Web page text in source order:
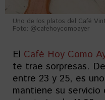
Uno de los platos del Café
Foto: @cafehoycomoayer
El Café Hoy Como
te trae sorpresas.
entre 23 y 25, es
mantiene su servicio